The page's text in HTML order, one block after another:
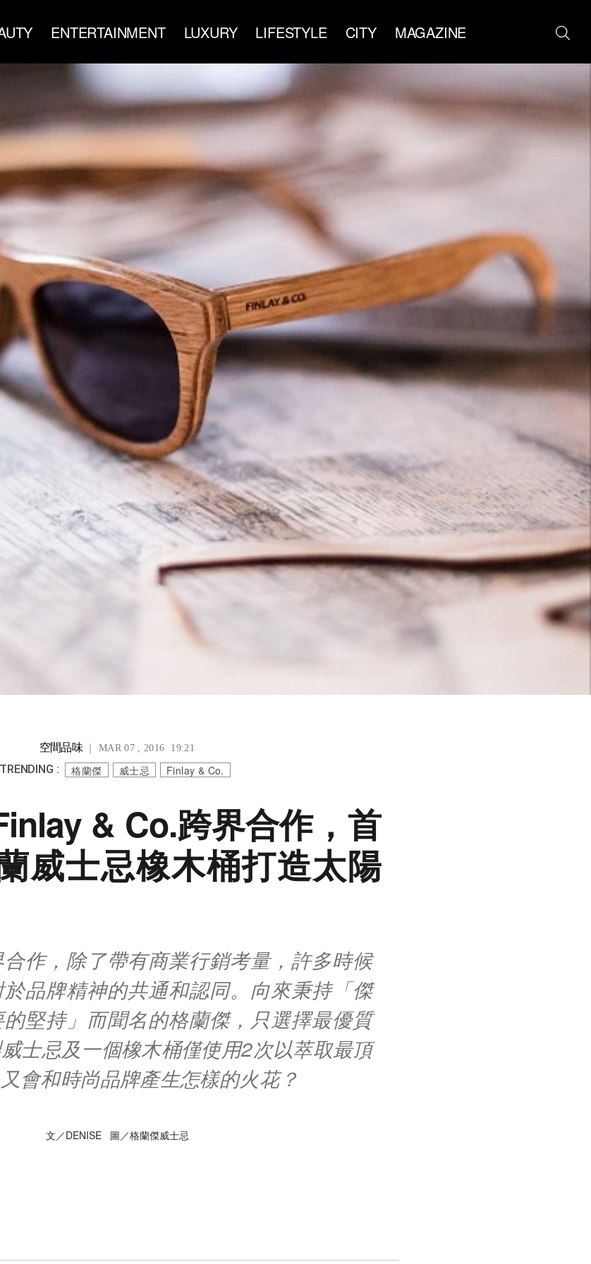
ENTERTAINMENT LUXURY LIFESTYLE CITY MAGAZINE
空間品味｜ MAR 07 , 2016 19:21
TRENDING : 格蘭傑 威士忌 Finlay & Co.
& Co.跨界合作，首
威士忌橡木桶打造太陽
作，除了帶有商業行銷考量，許多時候
品牌精神的共通和認同。向來秉持「傑
堅持」而聞名的格蘭傑，只選擇最優質
士忌及一個橡木桶僅使用2次以萃取最頂
會和時尚品牌產生怎樣的火花？
文／DENISE 圖／格蘭傑威士忌